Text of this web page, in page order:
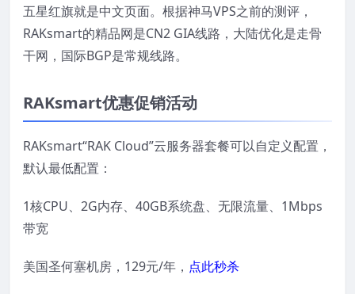
五星红旗就是中文页面。根据神马VPS之前的测评，
RAKsmart的精品网是CN2 GIA线路，大陆优化是走骨
干网，国际BGP是常规线路。
RAKsmart优惠促销活动
RAKsmart“RAK Cloud”云服务器套餐可以自定义配置，
默认最低配置：
1核CPU、2G内存、40GB系统盘、无限流量、1Mbps
带宽
美国圣何塞机房，129元/年， 点此秒杀